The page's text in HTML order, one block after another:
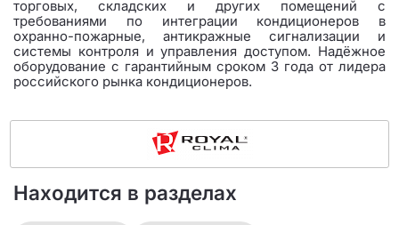
торговых, складских и других помещений с
требованиями по интеграции кондиционеров в
охранно-пожарные, антикражные сигнализации и
системы контроля и управления доступом. Надёжное
оборудование с гарантийным сроком 3 года от лидера
российского рынка кондиционеров.
Находится в разделах